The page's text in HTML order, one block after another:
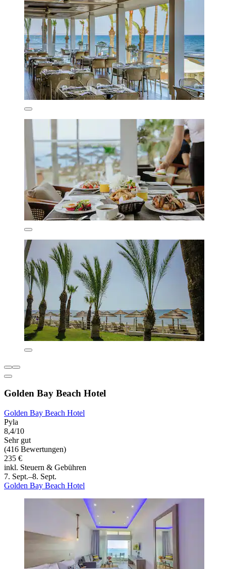
Golden Bay Beach Hotel
Golden Bay Beach Hotel
Pyla
8,4/10
Sehr gut
(416 Bewertungen)
235 €
inkl. Steuern & Gebühren
7. Sept.–8. Sept.
Golden Bay Beach Hotel